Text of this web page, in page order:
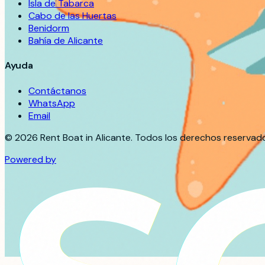
Isla de Tabarca
Cabo de las Huertas
Benidorm
Bahía de Alicante
Ayuda
Contáctanos
WhatsApp
Email
© 2026 Rent Boat in Alicante. Todos los derechos
Powered by